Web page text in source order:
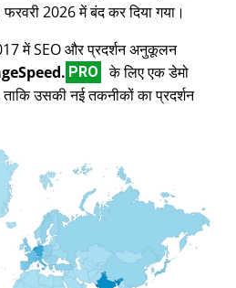
2026 में बंद कर दिया गया।
में SEO और प्रदर्शन अनुकूलन
PRO
के लिए एक डेमो
उसकी नई तकनीकों का प्रदर्शन